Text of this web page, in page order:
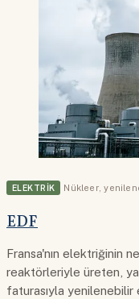
ELEKTRIK Nükleer,
EDF
Fransa'nın elektriğinin
reaktörleriyle üreten,
faturasıyla yenilenebilir